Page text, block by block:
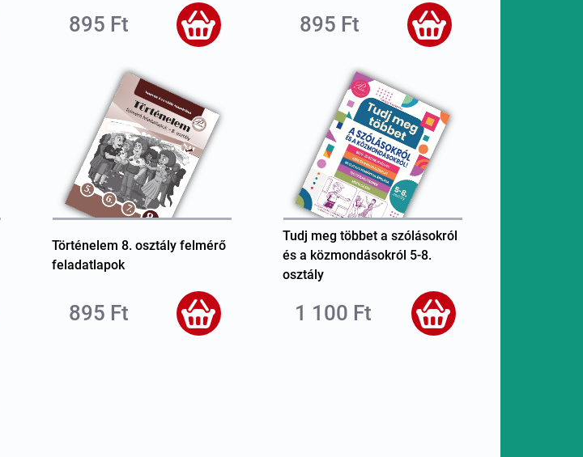
895 Ft 895 Ft
Történelem 8. osztály felmérő
feladatlapok
895 Ft
Tudj meg többet a szólásokról
és a közmondásokról 5-8.
osztály
1 100 Ft